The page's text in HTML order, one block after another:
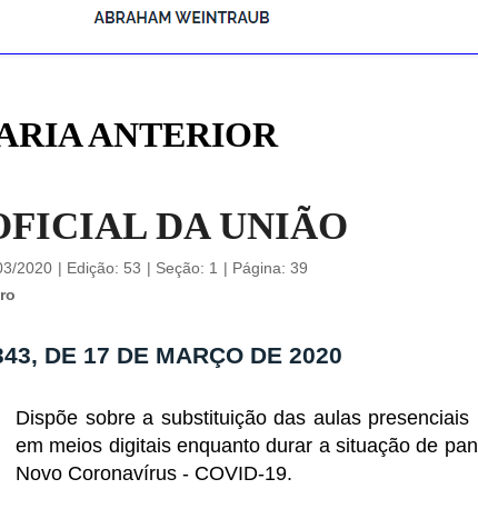
ANTERIOR
DA UNIÃO
2020 | Edição: 53 | Seção: 1 | Página: 39
DE 17 DE MARÇO DE 2020
Dispõe sobre a substituição das aulas presenciais
em meios digitais enquanto durar a situação de
Novo Coronavírus - COVID-19.